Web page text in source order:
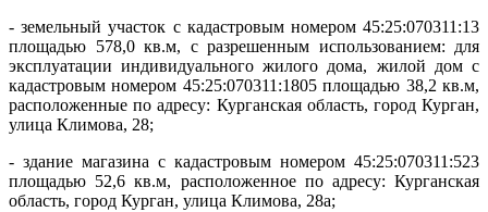
- земельный участок с кадастровым номером 45:25:070311:13
площадью 578,0 кв.м, с разрешенным использованием: для
эксплуатации индивидуального жилого дома, жилой дом с
кадастровым номером 45:25:070311:1805 площадью 38,2 кв.м,
расположенные по адресу: Курганская область, город Курган,
улица Климова, 28;
- здание магазина с кадастровым номером 45:25:070311:523
площадью 52,6 кв.м, расположенное по адресу: Курганская
область, город Курган, улица Климова, 28а;